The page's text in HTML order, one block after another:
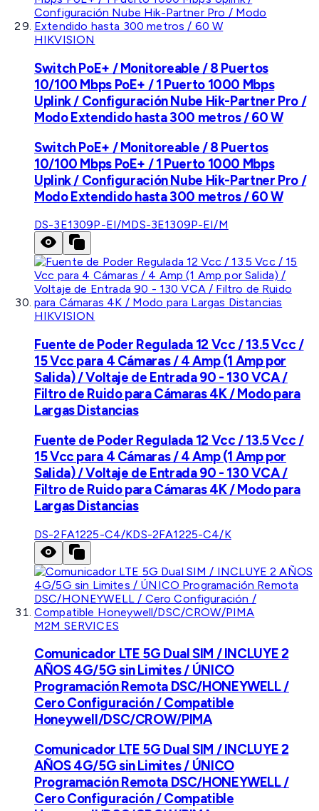
HIKVISION
Switch PoE+ / Monitoreable / 8 Puertos
10/100 Mbps PoE+ / 1 Puerto 1000 Mbps
Uplink / Configuración Nube Hik-Partner Pro /
Modo Extendido hasta 300 metros / 60 W
Switch PoE+ / Monitoreable / 8 Puertos
10/100 Mbps PoE+ / 1 Puerto 1000 Mbps
Uplink / Configuración Nube Hik-Partner Pro /
Modo Extendido hasta 300 metros / 60 W
DS-3E1309P-EI/MDS-3E1309P-EI/M
HIKVISION
Fuente de Poder Regulada 12 Vcc / 13.5 Vcc /
15 Vcc para 4 Cámaras / 4 Amp (1 Amp por
Salida) / Voltaje de Entrada 90 - 130 VCA /
Filtro de Ruido para Cámaras 4K / Modo para
Largas Distancias
Fuente de Poder Regulada 12 Vcc / 13.5 Vcc /
15 Vcc para 4 Cámaras / 4 Amp (1 Amp por
Salida) / Voltaje de Entrada 90 - 130 VCA /
Filtro de Ruido para Cámaras 4K / Modo para
Largas Distancias
DS-2FA1225-C4/KDS-2FA1225-C4/K
M2M SERVICES
Comunicador LTE 5G Dual SIM / INCLUYE 2
AÑOS 4G/5G sin Limites / ÚNICO
Programación Remota DSC/HONEYWELL /
Cero Configuración / Compatible
Honeywell/DSC/CROW/PIMA
Comunicador LTE 5G Dual SIM / INCLUYE 2
AÑOS 4G/5G sin Limites / ÚNICO
Programación Remota DSC/HONEYWELL /
Cero Configuración / Compatible